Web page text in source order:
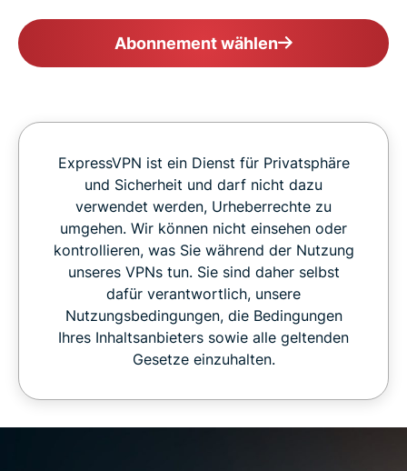
Abonnement wählen
ExpressVPN ist ein Dienst für Privatsphäre
und Sicherheit und darf nicht dazu
verwendet werden, Urheberrechte zu
umgehen. Wir können nicht einsehen oder
kontrollieren, was Sie während der Nutzung
unseres VPNs tun. Sie sind daher selbst
dafür verantwortlich, unsere
Nutzungsbedingungen, die Bedingungen
Ihres Inhaltsanbieters sowie alle geltenden
Gesetze einzuhalten.